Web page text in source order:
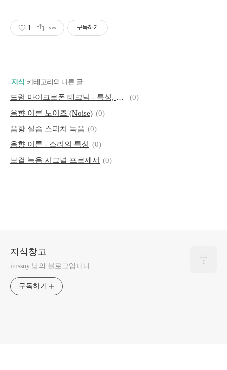
1 구독하기
'지식' 카테고리의 다른 글
드럼 마이크로폰 테크닉 - 특성, 조율
(0)
음향 이론 노이즈 (Noise) (0)
음향 실습 스피치 녹음 (0)
음향 이론 - 소리의 특성 (0)
보컬 녹음 시그널 프로세서 (0)
지식창고
imssoy 님의 블로그입니다.
구독하기